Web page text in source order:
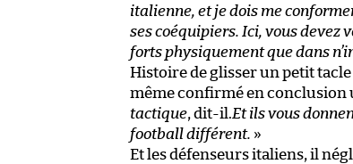
italienne, et je dois me
ses coéquipiers. Ici, vous devez
forts physiquement que dans
Histoire de glisser un petit
même confirmé en conclusion
tactique, dit-il.Et ils vous
football différent. »
Et les défenseurs italiens, il